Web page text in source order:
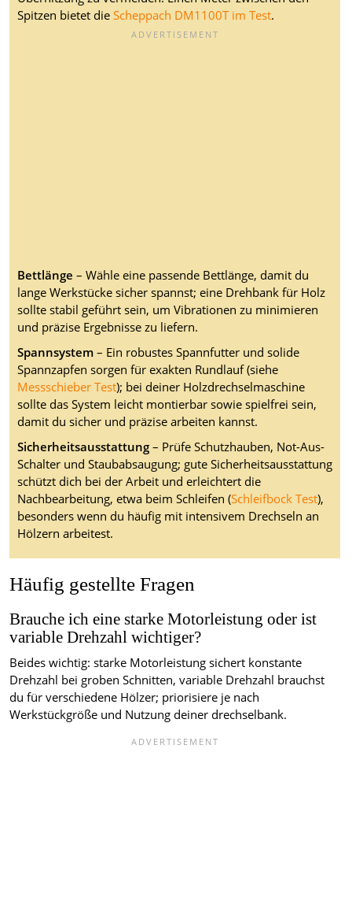
Spitzen bietet dieScheppach DM1100T im Test.
Bettlänge – Wähle eine passende Bettlänge, damit du
lange Werkstücke sicher spannst; eine Drehbank für Holz
sollte stabil geführt sein, um Vibrationen zu minimieren
und präzise Ergebnisse zu liefern.
Spannsystem– Ein robustes Spannfutter und solide
Spannzapfen sorgen für exakten Rundlauf (siehe
Messschieber Test); bei deiner Holzdrechselmaschine
sollte das System leicht montierbar sowie spielfrei sein,
damit du sicher und präzise arbeiten kannst.
Sicherheitsausstattung– Prüfe Schutzhauben, Not-Aus-
Schalter und Staubabsaugung; gute Sicherheitsausstattung
schützt dich bei der Arbeit und erleichtert die
Nachbearbeitung, etwa beim Schleifen (Schleifbock Test),
besonders wenn du häufig mit intensivem Drechseln an
Hölzern arbeitest.
Häufig gestellte Fragen
Brauche ich eine starke Motorleistung oder ist
variable Drehzahl wichtiger?
Beides wichtig: starke Motorleistung sichert konstante
Drehzahl bei groben Schnitten, variable Drehzahl brauchst
du für verschiedene Hölzer; priorisiere je nach
Werkstückgröße und Nutzung deiner drechselbank.